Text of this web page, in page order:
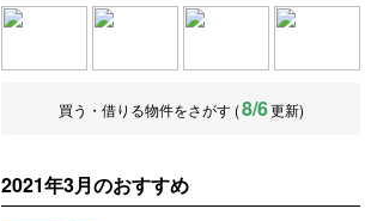
買う・借りる物件をさがす (8/6更新)
2021年3月のおすすめ